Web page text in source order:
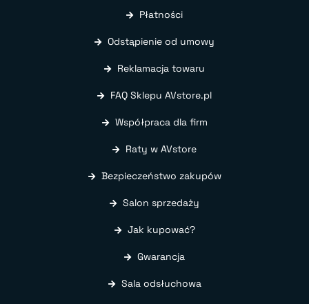
Płatności
Odstąpienie od umowy
Reklamacja towaru
FAQ Sklepu AVstore.pl
Współpraca dla firm
Raty w AVstore
Bezpieczeństwo zakupów
Salon sprzedaży
Jak kupować?
Gwarancja
Sala odsłuchowa